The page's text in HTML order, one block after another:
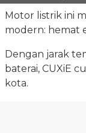
Motor listrik ini
modern: hemat
Dengan jarak
baterai, CUXiE
kota.